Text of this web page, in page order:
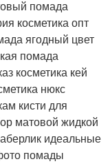
помада
косметика опт
ягодный цвет
помада
косметика кей
нюкс
кисти для
матовой жидкой
идеальные
помады